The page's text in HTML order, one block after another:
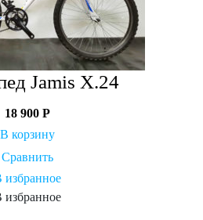
Jamis X.24
18 900 Р
В корзину
Сравнить
избранное
избранное